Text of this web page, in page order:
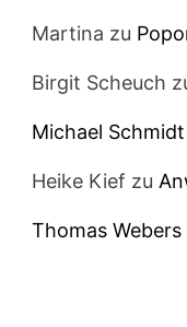
Martina zu
Birgit Scheuch
Michael Schmidt
Heike Kief zu
Thomas Webers